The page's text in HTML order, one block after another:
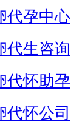
代孕中心
代生咨询
代怀助孕
代怀公司